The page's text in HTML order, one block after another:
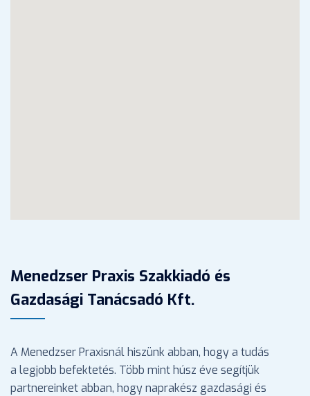
Menedzser Praxis Szakkiadó és
Gazdasági Tanácsadó Kft.
A Menedzser Praxisnál hiszünk abban, hogy a tudás
a legjobb befektetés. Több mint húsz éve segítjük
partnereinket abban, hogy naprakész gazdasági és